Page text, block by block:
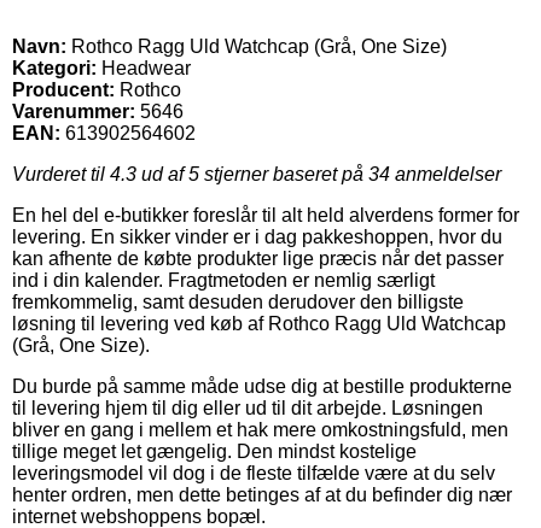
Navn: Rothco Ragg Uld Watchcap (Grå, One Size)
Kategori: Headwear
Producent: Rothco
Varenummer: 5646
EAN: 613902564602
Vurderet til 4.3 ud af 5 stjerner baseret på 34 anmeldelser
En hel del e-butikker foreslår til alt held alverdens former for
levering. En sikker vinder er i dag pakkeshoppen, hvor du
kan afhente de købte produkter lige præcis når det passer
ind i din kalender. Fragtmetoden er nemlig særligt
fremkommelig, samt desuden derudover den billigste
løsning til levering ved køb af Rothco Ragg Uld Watchcap
(Grå, One Size).
Du burde på samme måde udse dig at bestille produkterne
til levering hjem til dig eller ud til dit arbejde. Løsningen
bliver en gang i mellem et hak mere omkostningsfuld, men
tillige meget let gængelig. Den mindst kostelige
leveringsmodel vil dog i de fleste tilfælde være at du selv
henter ordren, men dette betinges af at du befinder dig nær
internet webshoppens bopæl.